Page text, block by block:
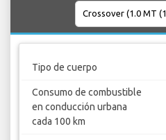
Tipo de cuerpo
Consumo de combustible
en conducción urbana
cada 100 km